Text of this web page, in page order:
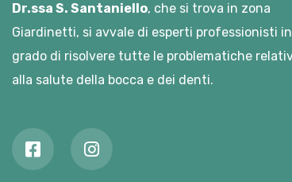
Dr.ssa S. Santaniello, che si trova in zona
Giardinetti, si avvale di esperti professionisti in
grado di risolvere tutte le problematiche
alla salute della bocca e dei denti.